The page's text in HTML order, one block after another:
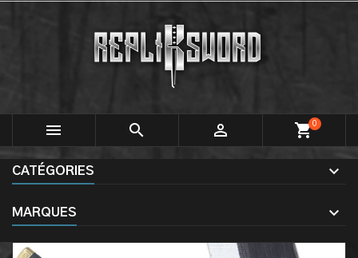
   shopping_cart0
CATÉGORIES
MARQUES